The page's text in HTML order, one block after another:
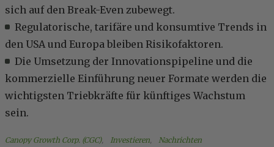
sich auf den Break-Even zubewegt.
Regulatorische, tarifäre und konsumtive Trends in
den USA und Europa bleiben Risikofaktoren.
Die Umsetzung der Innovationspipeline und die
kommerzielle Einführung neuer Formate werden die
wichtigsten Triebkräfte für künftiges Wachstum
sein.
Canopy Growth Corp. (CGC), Investieren, Nachrichten